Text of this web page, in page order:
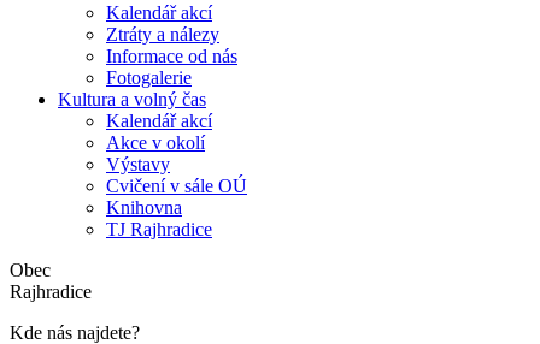
Kalendář akcí
Ztráty a nálezy
Informace od nás
Fotogalerie
Kultura a volný čas
Kalendář akcí
Akce v okolí
Výstavy
Cvičení v sále OÚ
Knihovna
TJ Rajhradice
Obec
Rajhradice
Kde nás najdete?